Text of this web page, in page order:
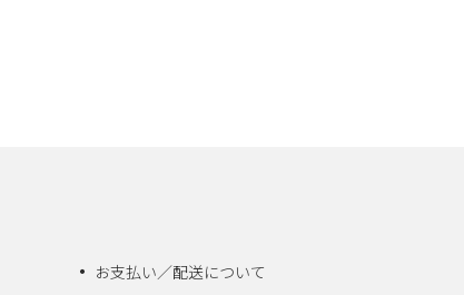
お支払い／配送について